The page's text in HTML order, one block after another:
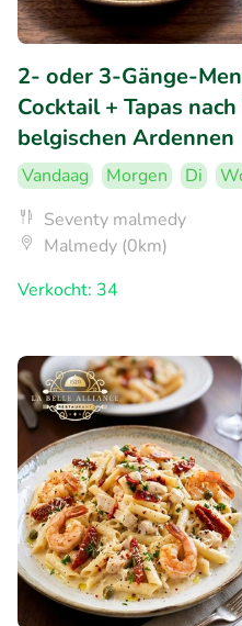
2- oder 3-Gänge-
Cocktail + Tapas
belgischen Ardennen
Vandaag Morgen Di
Seventy malmedy
Malmedy (0km)
Verkocht: 34